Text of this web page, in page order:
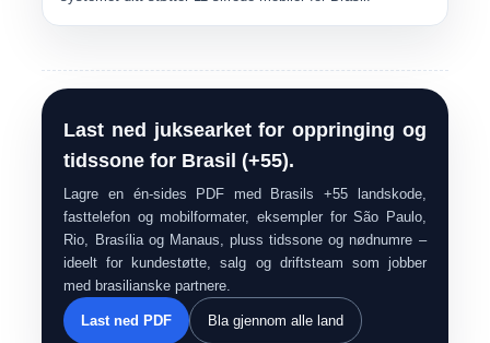
Last ned juksearket for oppringing og
tidssone for Brasil (+55).
Lagre en én-sides PDF med Brasils +55 landskode,
fasttelefon og mobilformater, eksempler for São Paulo,
Rio, Brasília og Manaus, pluss tidssone og nødnumre –
ideelt for kundestøtte, salg og driftsteam som jobber
med brasilianske partnere.
Last ned PDF Bla gjennom alle land